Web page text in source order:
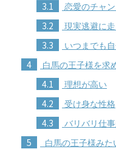
3.1 恋愛のチャ
3.2 現実逃避に
3.3 いつまでも
4 白馬の王子様を求
4.1 理想が高い
4.2 受け身な性格
4.3 バリバリ仕
5
白馬の王子様みた